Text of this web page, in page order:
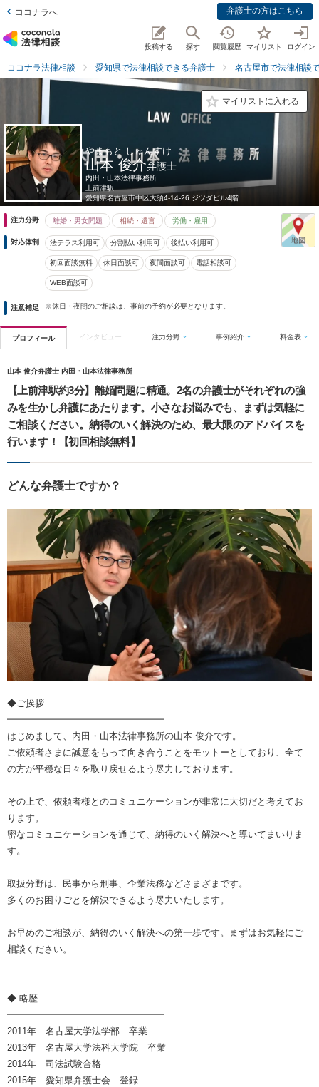
ココナラへ 弁護士の方はこちら
投稿する 探す 閲覧履歴 マイリスト ログイン
ココナラ法律相談 愛知県で法律相談できる弁護士 名古屋市で法律相談
マイリストに入れる
やまもと しゅんすけ
山本 俊介弁護士
内田・山本法律事務所
上前津駅
愛知県名古屋市中区大須4-14-26 ジツダビル4階
注力分野 離婚・男女問題 相続・遺言 労働・雇用
対応体制 法テラス利用可 分割払い利用可 後払い利用可
初回面談無料 休日面談可 夜間面談可 電話相談可
WEB面談可
注意補足 ※休日・夜間のご相談は、事前の予約が必要となります。
プロフィール インタビュー 注力分野 事例紹介 料金表
山本 俊介弁護士 内田・山本法律事務所
【上前津駅約3分】離婚問題に精通。2名の弁護士がそれぞれの強
みを生かし弁護にあたります。小さなお悩みでも、まずは気軽に
ご相談ください。納得のいく解決のため、最大限のアドバイスを
行います！【初回相談無料】
どんな弁護士ですか？
◆ご挨拶
━━━━━━━━━━━━━━━━━
はじめまして、内田・山本法律事務所の山本 俊介です。
ご依頼者さまに誠意をもって向き合うことをモットーとしており、全て
の方が平穏な日々を取り戻せるよう尽力しております。
その上で、依頼者様とのコミュニケーションが非常に大切だと考えてお
ります。
密なコミュニケーションを通じて、納得のいく解決へと導いてまいりま
す。
取扱分野は、民事から刑事、企業法務などさまざまです。
多くのお困りごとを解決できるよう尽力いたします。
お早めのご相談が、納得のいく解決への第一歩です。まずはお気軽にご
相談ください。
◆ 略歴
━━━━━━━━━━━━━━━━━
2011年 名古屋大学法学部 卒業
2013年 名古屋大学法科大学院 卒業
2014年 司法試験合格
2015年 愛知県弁護士会 登録